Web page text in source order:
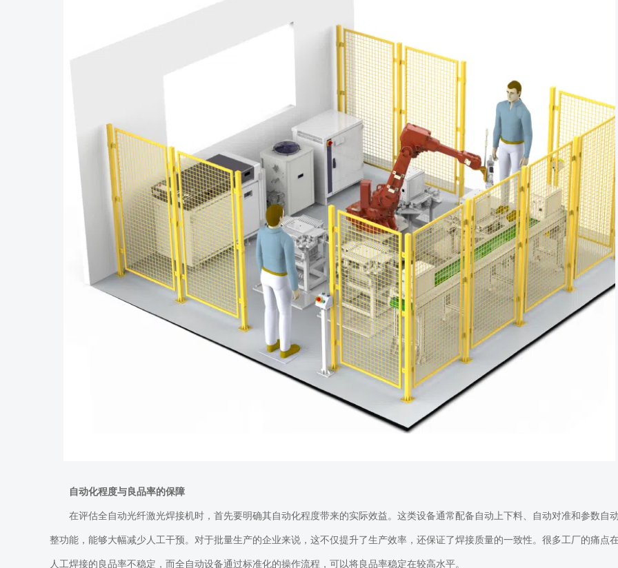
自动化程度与良品率的保障
在评估全自动光纤激光焊接机时，首先要明确其自动化程度带来的实际效益。这类设备通常配备自动上下料、自动对准和参数自
整功能，能够大幅减少人工干预。对于批量生产的企业来说，这不仅提升了生产效率，还保证了焊接质量的一致性。很多工厂的痛点
人工焊接的良品率不稳定，而全自动设备通过标准化的操作流程，可以将良品率稳定在较高水平。